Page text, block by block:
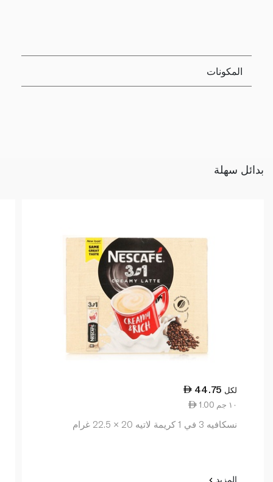
المكونات
بدائل سهلة
44.75 لكل
1.00 ١٠ جم
نسكافيه 3 في 1 كريمة لاتيه 20 × 22.5 غرام
المزيد